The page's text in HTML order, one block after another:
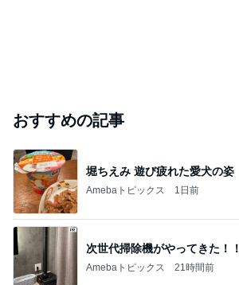
おすすめの記事
堀ちえみ 遊び疲れた愛犬の姿
Amebaトピックス 1日前
次世代掃除機がやってきた！！
Amebaトピックス 21時間前